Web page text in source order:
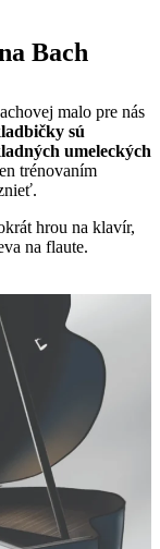
Bach
malo pre nás
sú
umeleckých
trénovaním
hrou na klavír,
na flaute.